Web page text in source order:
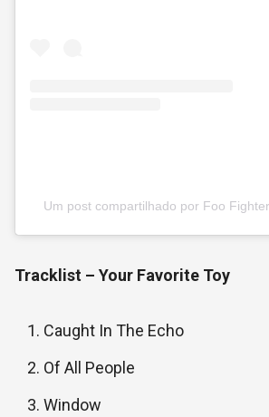
Um post compartilhado por Foo
Tracklist – Your Favorite Toy
Caught In The Echo
Of All People
Window